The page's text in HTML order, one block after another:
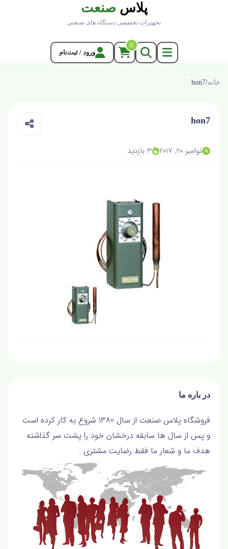
پلاس صنعت
تجهیزات تخصصی دستگاه های صنعتی
0
ورود / ثبت‌نام
خانه/
hon7
hon7
نوامبر 20, 2017 3 بازدید
در باره ما
فروشگاه پلاس صنعت از سال 1380 شروع به کار کرده است
و پس از سال ها سابقه درخشان خود را پشت سر گذاشته
هدف ما و شعار ما فقط رضايت مشتري…